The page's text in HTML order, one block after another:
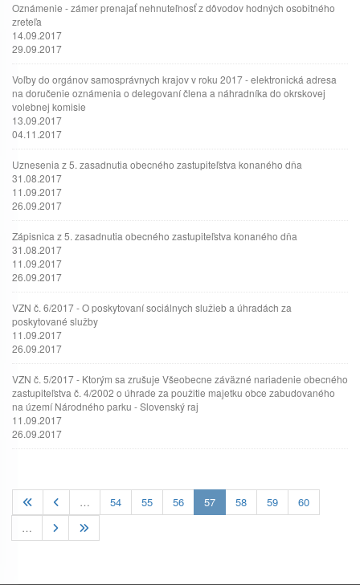
Oznámenie - zámer prenajať nehnuteľnosť z dôvodov hodných osobitného
zreteľa
14.09.2017
29.09.2017
Voľby do orgánov samosprávnych krajov v roku 2017 - elektronická adresa
na doručenie oznámenia o delegovaní člena a náhradníka do okrskovej
volebnej komisie
13.09.2017
04.11.2017
Uznesenia z 5. zasadnutia obecného zastupiteľstva konaného dňa
31.08.2017
11.09.2017
26.09.2017
Zápisnica z 5. zasadnutia obecného zastupiteľstva konaného dňa
31.08.2017
11.09.2017
26.09.2017
VZN č. 6/2017 - O poskytovaní sociálnych služieb a úhradách za
poskytované služby
11.09.2017
26.09.2017
VZN č. 5/2017 - Ktorým sa zrušuje Všeobecne záväzné nariadenie obecného
zastupiteľstva č. 4/2002 o úhrade za použitie majetku obce zabudovaného
na území Národného parku - Slovenský raj
11.09.2017
26.09.2017
… 54 55 56 57(current)
58 59
60
…